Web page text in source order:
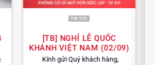
TIN TỨC
[TB] NGHỈ LỄ QUỐC
KHÁNH VIỆT NAM (02/09)
Kính gửi Quý khách hàng,